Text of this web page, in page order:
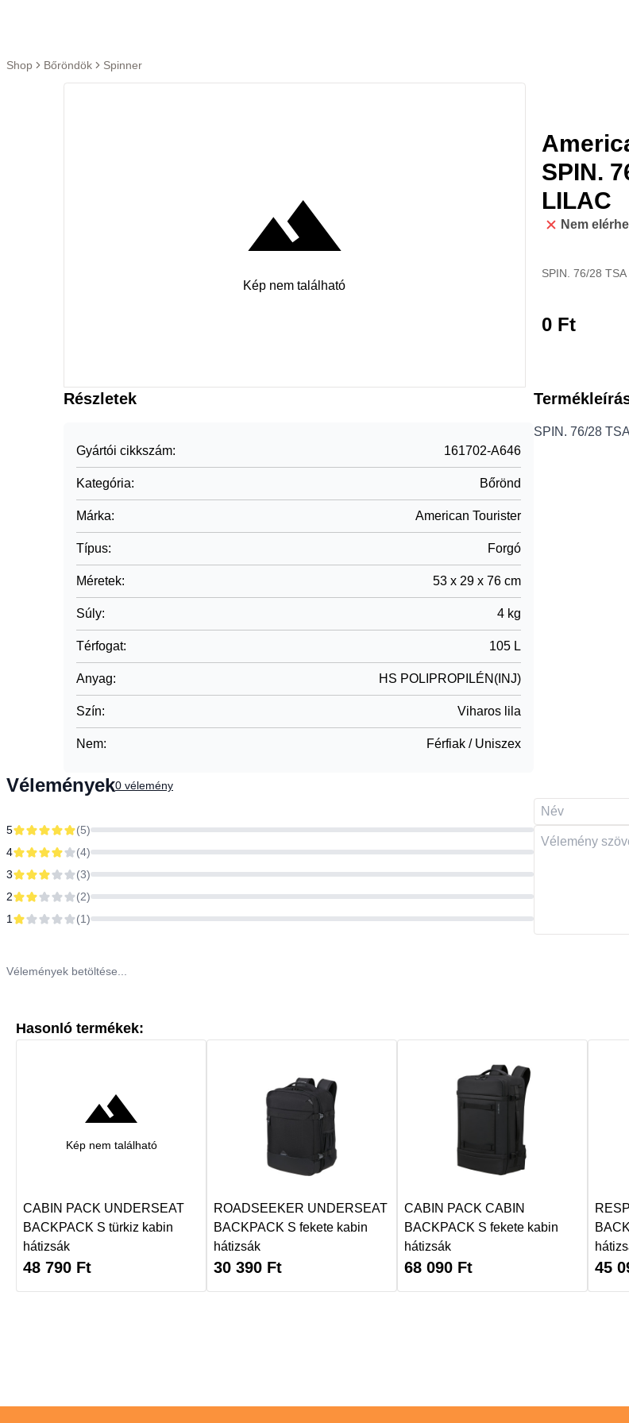
Ugrás a tartalomra
Shop Bőröndök Spinner
Kép nem található
SPIN.
LILAC
Nem
SPIN. 76/28 TSA
0Ft
Részletek
Gyártói cikkszám: 161702-A646
Kategória: Bőrönd
Márka: American Tourister
Típus: Forgó
Méretek: 53 x 29 x 76 cm
Súly: 4 kg
Térfogat: 105 L
Anyag: HS POLIPROPILÉN(INJ)
Szín: Viharos lila
Nem: Férfiak / Uniszex
SPIN. 76/28
Vélemények0 vélemény
5 (5)
4
(4)
3
(3)
2
(2)
1
(1)
Vélemények betöltése...
Hasonló termékek:
Kép nem található
CABIN PACK UNDERSEAT
BACKPACK S türkiz kabin
hátizsák
48 790 Ft
ROADSEEKER UNDERSEAT
BACKPACK S fekete kabin
hátizsák
30 390 Ft
CABIN PACK CABIN
BACKPACK S fekete kabin
hátizsák
68 090 Ft 45